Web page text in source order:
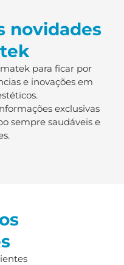
novidades
para ficar por
e inovações em
exclusivas
sempre saudáveis e